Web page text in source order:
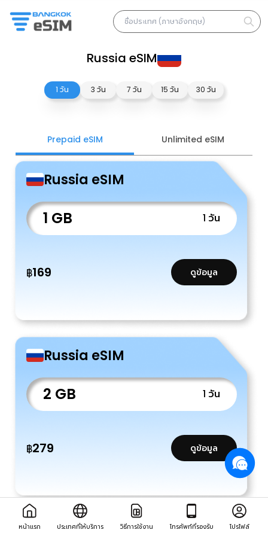
Russia eSIM
1 วัน 3 วัน 7 วัน 15 วัน 30 วัน
Prepaid eSIM Unlimited eSIM
Russia eSIM
1 GB 1 วัน
฿169 ดูข้อมูล
Russia eSIM
2 GB 1 วัน
฿279 ดูข้อมูล
Russia eSIM
หน้าแรก ประเทศที่ให้บริการ วิธีการใช้งาน โทรศัพท์ที่รองรับ โปรไฟล์